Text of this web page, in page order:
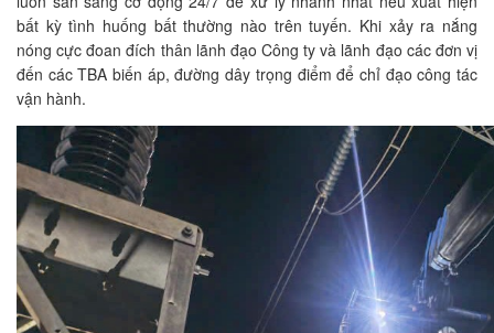
bất kỳ tình huống bất thường nào trên tuyến. Khi xảy ra nắng
nóng cực đoan đích thân lãnh đạo Công ty và lãnh đạo các đơn vị
đến các TBA biến áp, đường dây trọng điểm để chỉ đạo công tác
vận hành.